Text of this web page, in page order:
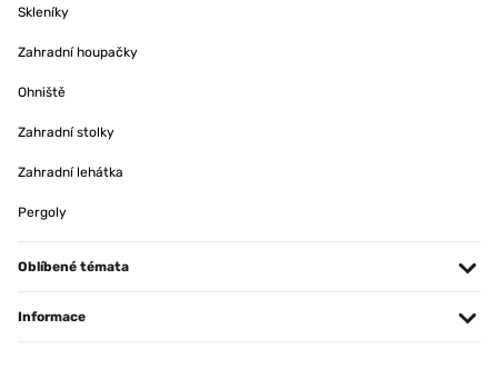
Skleníky
Zahradní houpačky
Ohniště
Zahradní stolky
Zahradní lehátka
Pergoly
Oblíbené témata
Informace